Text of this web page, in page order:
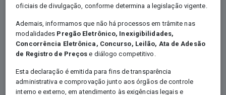
Você está em:
Home
Certames - Contratos
oficiais de divulgação, conforme determina a legislação vigente.
Ademais, informamos que não há processos em trâmite nas
modalidades Pregão Eletrônico, Inexigibilidades,
Concorrência Eletrônica, Concurso, Leilão, Ata de Adesão
de Registro de Preços e diálogo competitivo.
Esta declaração é emitida para fins de transparência
administrativa e comprovação junto aos órgãos de controle
interno e externo, em atendimento às exigências legais e